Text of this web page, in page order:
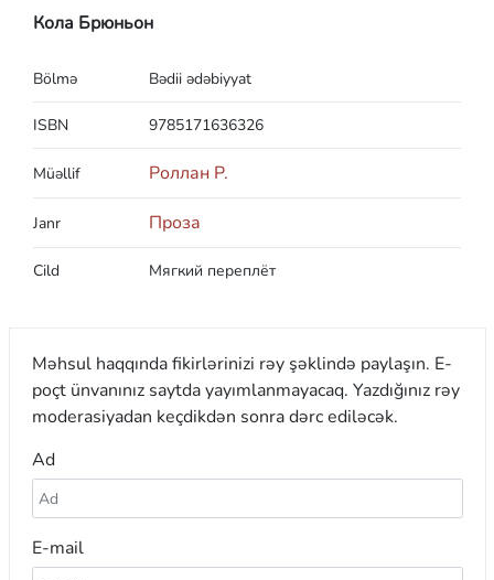
Кола Брюньон
Bölmə Bədii ədəbiyyat
ISBN 9785171636326
Müəllif Роллан Р.
Janr Проза
Cild Мягкий переплёт
Məhsul haqqında fikirlərinizi rəy şəklində paylaşın. E-
poçt ünvanınız saytda yayımlanmayacaq. Yazdığınız rəy
moderasiyadan keçdikdən sonra dərc ediləcək.
Ad
E-mail